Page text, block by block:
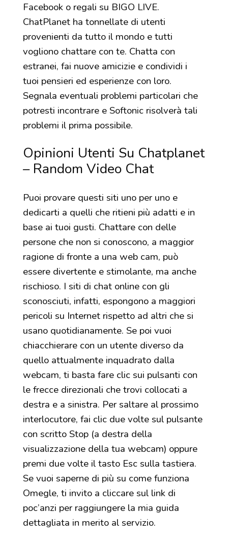
Facebook o regali su BIGO LIVE.
ChatPlanet ha tonnellate di utenti
provenienti da tutto il mondo e tutti
vogliono chattare con te. Chatta con
estranei, fai nuove amicizie e condividi i
tuoi pensieri ed esperienze con loro.
Segnala eventuali problemi particolari che
potresti incontrare e Softonic risolverà tali
problemi il prima possibile.
Opinioni Utenti Su Chatplanet
– Random Video Chat
Puoi provare questi siti uno per uno e
dedicarti a quelli che ritieni più adatti e in
base ai tuoi gusti. Chattare con delle
persone che non si conoscono, a maggior
ragione di fronte a una web cam, può
essere divertente e stimolante, ma anche
rischioso. I siti di chat online con gli
sconosciuti, infatti, espongono a maggiori
pericoli su Internet rispetto ad altri che si
usano quotidianamente. Se poi vuoi
chiacchierare con un utente diverso da
quello attualmente inquadrato dalla
webcam, ti basta fare clic sui pulsanti con
le frecce direzionali che trovi collocati a
destra e a sinistra. Per saltare al prossimo
interlocutore, fai clic due volte sul pulsante
con scritto Stop (a destra della
visualizzazione della tua webcam) oppure
premi due volte il tasto Esc sulla tastiera.
Se vuoi saperne di più su come funziona
Omegle, ti invito a cliccare sul link di
poc’anzi per raggiungere la mia guida
dettagliata in merito al servizio.